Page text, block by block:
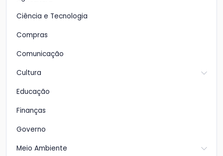
Ciência e Tecnologia
Compras
Comunicação
Cultura
Educação
Finanças
Governo
Meio Ambiente